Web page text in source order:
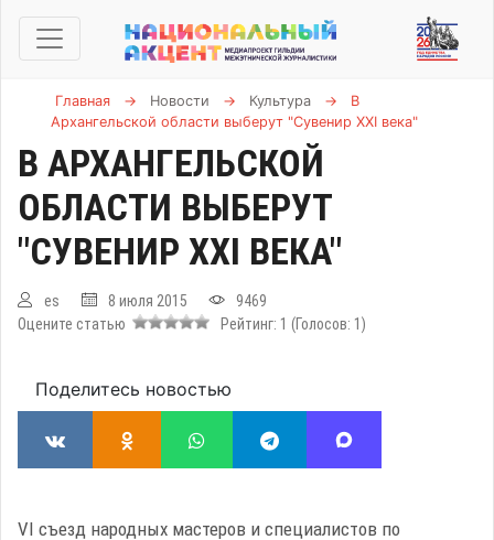
Главная → Новости → Культура →
В
Архангельской области выберут "Сувенир ХХI века"
В АРХАНГЕЛЬСКОЙ
ОБЛАСТИ ВЫБЕРУТ
"СУВЕНИР ХХI ВЕКА"
es 8 июля 2015
9469
Оцените статью
Рейтинг: 1 (Голосов: 1 )
Поделитесь новостью
VI съезд народных мастеров и специалистов по